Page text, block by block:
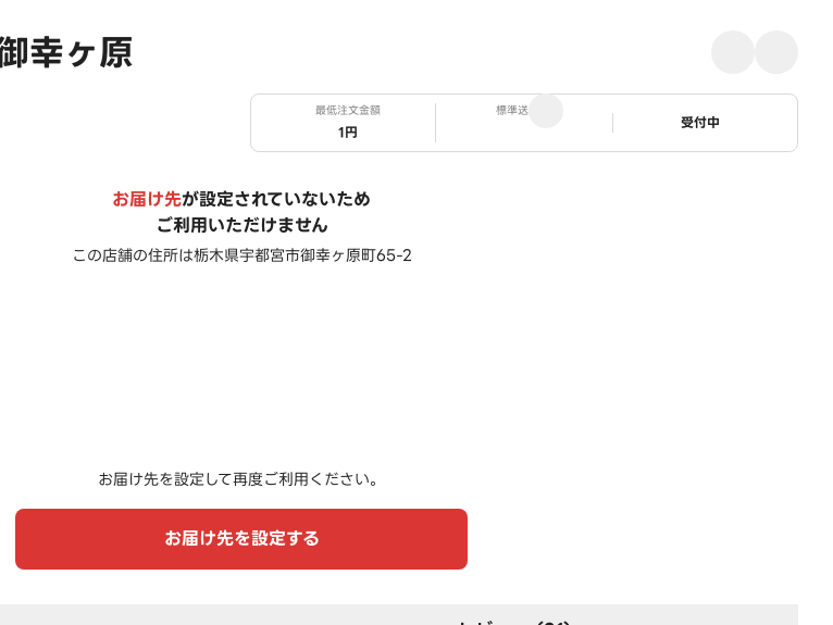
幸ヶ原
最低注文金額
1円
標準送料
ステータス
受付中
お届け先が設定されていないため
ご利用いただけません
この店舗の住所は栃木県宇都宮市御幸ヶ原町65-2
お届け先を設定して再度ご利用ください。
お届け先を設定する